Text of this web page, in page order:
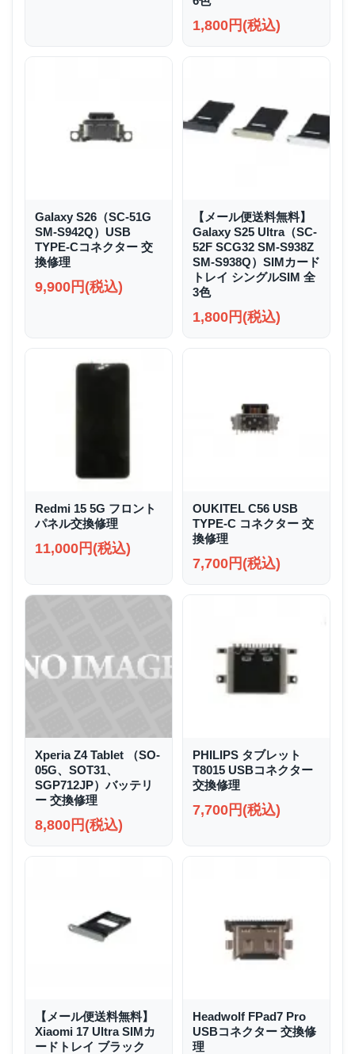
1,800円(税込)
Galaxy S26（SC-51G
SM-S942Q）USB
TYPE-Cコネクター 交
換修理
9,900円(税込)
【メール便送料無料】
Galaxy S25 Ultra（SC-
52F SCG32 SM-S938Z
SM-S938Q）SIMカード
トレイ シングルSIM 全
3色
1,800円(税込)
Redmi 15 5G フロント
パネル交換修理
11,000円(税込)
OUKITEL C56 USB
TYPE-C コネクター 交
換修理
7,700円(税込)
Xperia Z4 Tablet （SO-
05G、SOT31、
SGP712JP）バッテリ
ー 交換修理
8,800円(税込)
PHILIPS タブレット
T8015 USBコネクター
交換修理
7,700円(税込)
【メール便送料無料】
Xiaomi 17 Ultra SIMカ
ードトレイ ブラック
Headwolf FPad7 Pro
USBコネクター 交換修
理